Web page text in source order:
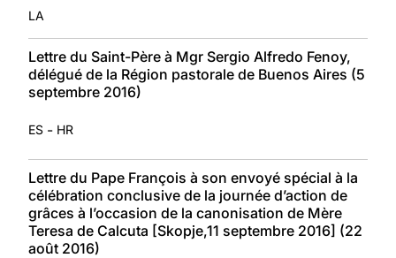
LA
Lettre du Saint-Père à Mgr Sergio Alfredo Fenoy,
délégué de la Région pastorale de Buenos Aires (5
septembre 2016)
ES - HR
Lettre du Pape François à son envoyé spécial à la
célébration conclusive de la journée d’action de
grâces à l’occasion de la canonisation de Mère
Teresa de Calcuta [Skopje,11 septembre 2016] (22
août 2016)